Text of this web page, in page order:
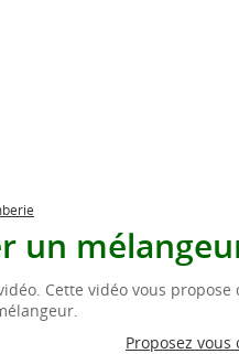
un
Cette vidéo vous propose
Proposez